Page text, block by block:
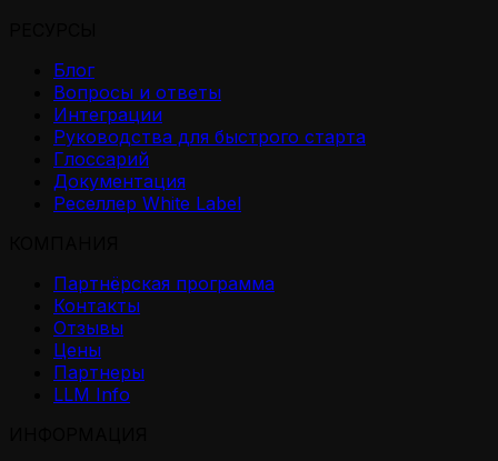
Блог
Вопросы и ответы
Интеграции
Руководства для быстрого старта
Глоссарий
Документация
Реселлер White Label
Партнёрская программа
Контакты
Отзывы
Цены
Партнеры
LLM Info